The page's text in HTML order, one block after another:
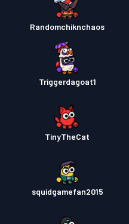
Randomchiknchaos
Triggerdagoat1
TinyTheCat
squidgamefan2015